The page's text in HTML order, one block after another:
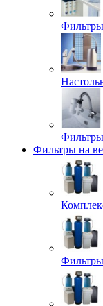
Фильтры на
Фильтры